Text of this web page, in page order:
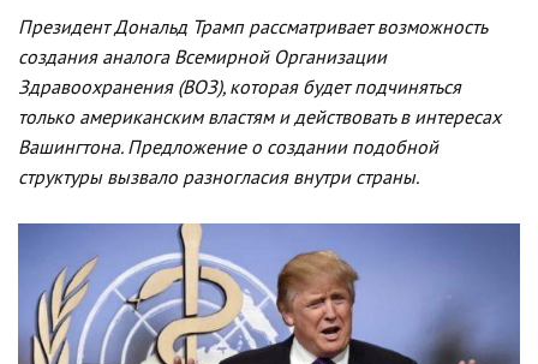
Президент Дональд Трамп рассматривает возможность
создания аналога Всемирной Организации
Здравоохранения (ВОЗ), которая будет подчиняться
только американским властям и действовать в интересах
Вашингтона. Предложение о создании подобной
структуры вызвало разногласия внутри страны.